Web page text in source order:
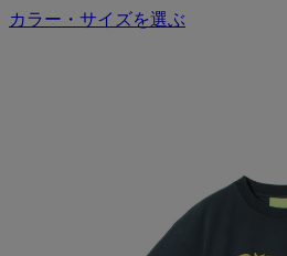
カラー・サイズを選ぶ